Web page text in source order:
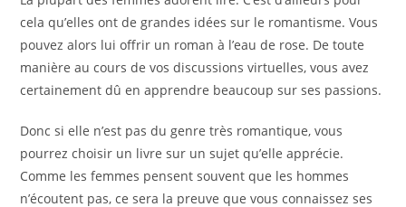
cela qu’elles ont de grandes idées sur le romantisme. Vous
pouvez alors lui offrir un roman à l’eau de rose. De toute
manière au cours de vos discussions virtuelles, vous avez
certainement dû en apprendre beaucoup sur ses passions.
Donc si elle n’est pas du genre très romantique, vous
pourrez choisir un livre sur un sujet qu’elle apprécie.
Comme les femmes pensent souvent que les hommes
n’écoutent pas, ce sera la preuve que vous connaissez ses